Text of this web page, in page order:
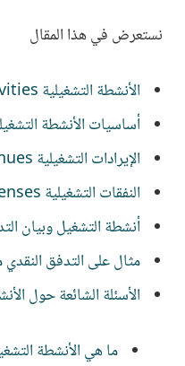
نستعرض في هذا المقال
الأنشطة التشغيلية Operating Activities
أساسيات الأنشطة
الإيرادات التشغيلية Operating Revenues
النفقات التشغيلية Operating Expenses
أنشطة التشغيل وبيان
مثال على التدفق
الأسئلة الشائعة حول
ما هي الأنشطة